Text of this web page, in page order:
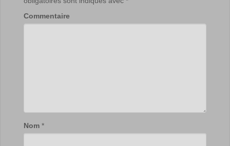
Commentaire
Nom *